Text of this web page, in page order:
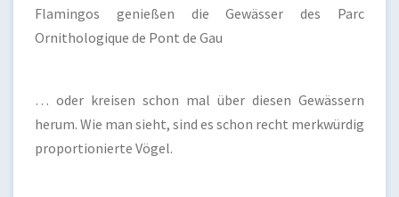
Flamingos genießen die Gewässer des Parc
Ornithologique de Pont de Gau
… oder kreisen schon mal über diesen Gewässern
herum. Wie man sieht, sind es schon recht merkwürdig
proportionierte Vögel.